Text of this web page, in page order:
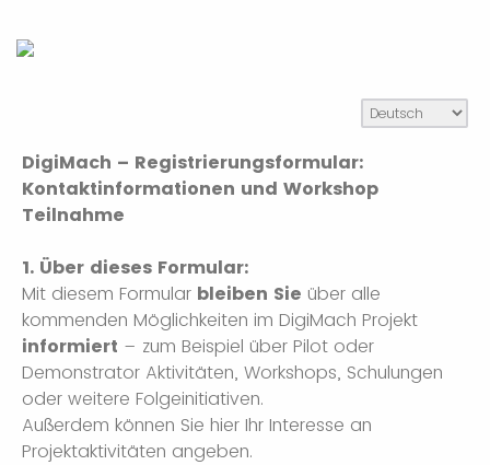
DigiMach – Registrierungsformular:
Kontaktinformationen und Workshop
Teilnahme
1. Über dieses Formular:
Mit diesem Formular bleiben Sie über alle
kommenden Möglichkeiten im DigiMach Projekt
informiert – zum Beispiel über Pilot oder
Demonstrator Aktivitäten, Workshops, Schulungen
oder weitere Folgeinitiativen.
Außerdem können Sie hier Ihr Interesse an
Projektaktivitäten angeben.